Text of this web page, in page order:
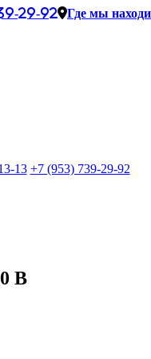
29-92
Где мы
13 +7 (953) 739-29-92
В